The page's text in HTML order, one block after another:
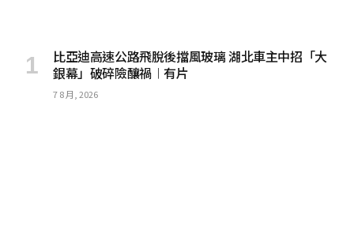
比亞迪高速公路飛脫後擋風玻璃 湖北車主中招「大
銀幕」破碎險釀禍︱有片
7 8 月, 2026